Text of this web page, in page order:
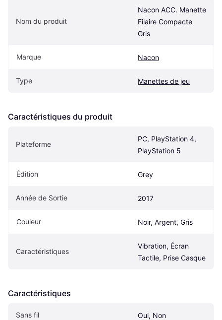
Nom du produit
Nacon ACC. Manette
Filaire Compacte
Gris
Marque Nacon
Type Manettes de jeu
Caractéristiques du produit
Plateforme
PC, PlayStation 4,
PlayStation 5
Édition Grey
Année de Sortie 2017
Couleur Noir, Argent, Gris
Caractéristiques
Vibration, Écran
Tactile, Prise Casque
Caractéristiques
Sans fil Oui, Non